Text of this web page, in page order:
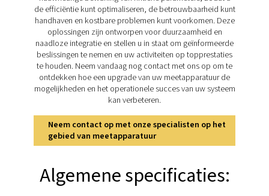
Ontdek de belangrijkste
kenmerken van de Flow
Inline Compact
De Flow Check Inline Compact is ontworpen voor
individuele machines of processen. Hij heeft een
ontwerp voor eenvoudige installatie op de plaats van